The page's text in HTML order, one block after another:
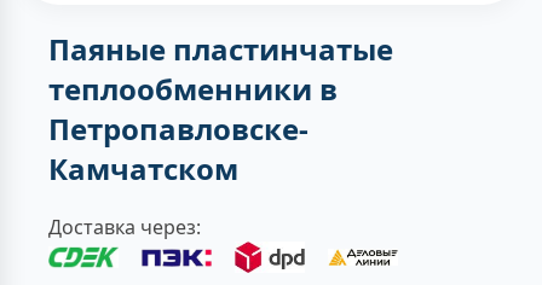
Паяные пластинчатые
теплообменники в
Петропавловске-
Камчатском
Доставка через: